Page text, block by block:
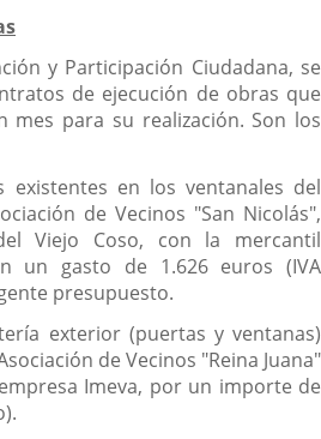
y Participación Ciudadana, se
de ejecución de obras que
mes para su realización. Son los
existentes en los ventanales del
de Vecinos "San Nicolás",
Viejo Coso, con la mercantil
un gasto de 1.626 euros (IVA
presupuesto.
exterior (puertas y ventanas)
de Vecinos "Reina Juana"
Imeva, por un importe de